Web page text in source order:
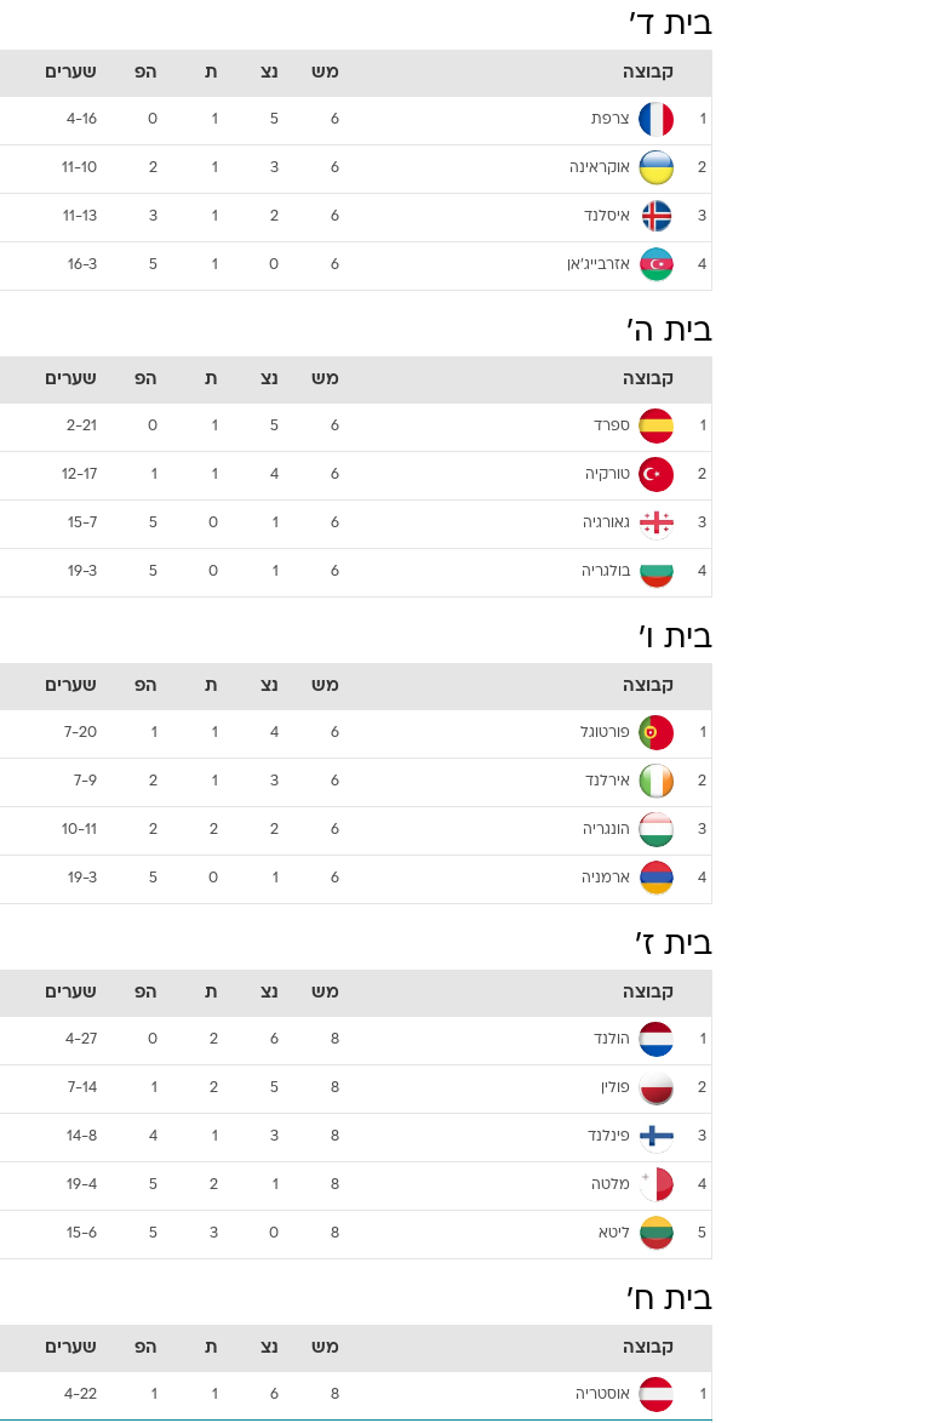
בית ד'
קבוצה מש נצ ת הפ שערים
1 צרפת 6
5
1
0
4-16
2 אוקראינה 6
3
1
2
11-10
3 איסלנד 6
2
1
3
11-13
4 אזרבייג'אן 6
0
1
5
16-3
בית ה'
קבוצה מש נצ ת הפ שערים
1 ספרד 6
5
1
0
2-21
2 טורקיה 6
4
1
1
12-17
3 גאורגיה 6
1
0
5
15-7
4 בולגריה 6
1
0
5
19-3
בית ו'
קבוצה מש נצ ת הפ שערים
1 פורטוגל 6
4
1
1
7-20
2 אירלנד 6
3
1
2
7-9
3 הונגריה 6
2
2
2
10-11
4 ארמניה 6
1
0
5
19-3
בית ז'
קבוצה מש נצ ת הפ שערים
1 הולנד 8
6
2
0
4-27
2 פולין 8
5
2
1
7-14
3 פינלנד 8
3
1
4
14-8
4 מלטה 8
1
2
5
19-4
5 ליטא 8
0
3
5
15-6
בית ח'
קבוצה מש נצ ת הפ שערים
1 אוסטריה 8
6
1
1
4-22